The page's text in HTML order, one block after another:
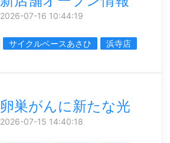
2026-07-16 10:44:19
サイクルベースあさひ
浜寺店
卵巣がんに新たな光
2026-07-15 14:40:18